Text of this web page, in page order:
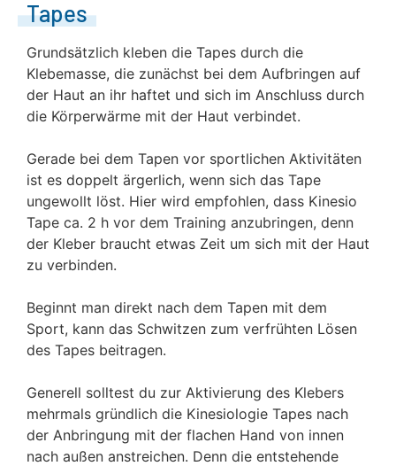
Tapes
Grundsätzlich kleben die Tapes durch die
Klebemasse, die zunächst bei dem Aufbringen auf
der Haut an ihr haftet und sich im Anschluss durch
die Körperwärme mit der Haut verbindet.
Gerade bei dem Tapen vor sportlichen Aktivitäten
ist es doppelt ärgerlich, wenn sich das Tape
ungewollt löst. Hier wird empfohlen, dass Kinesio
Tape ca. 2 h vor dem Training anzubringen, denn
der Kleber braucht etwas Zeit um sich mit der Haut
zu verbinden.
Beginnt man direkt nach dem Tapen mit dem
Sport, kann das Schwitzen zum verfrühten Lösen
des Tapes beitragen.
Generell solltest du zur Aktivierung des Klebers
mehrmals gründlich die Kinesiologie Tapes nach
der Anbringung mit der flachen Hand von innen
nach außen anstreichen. Denn die entstehende